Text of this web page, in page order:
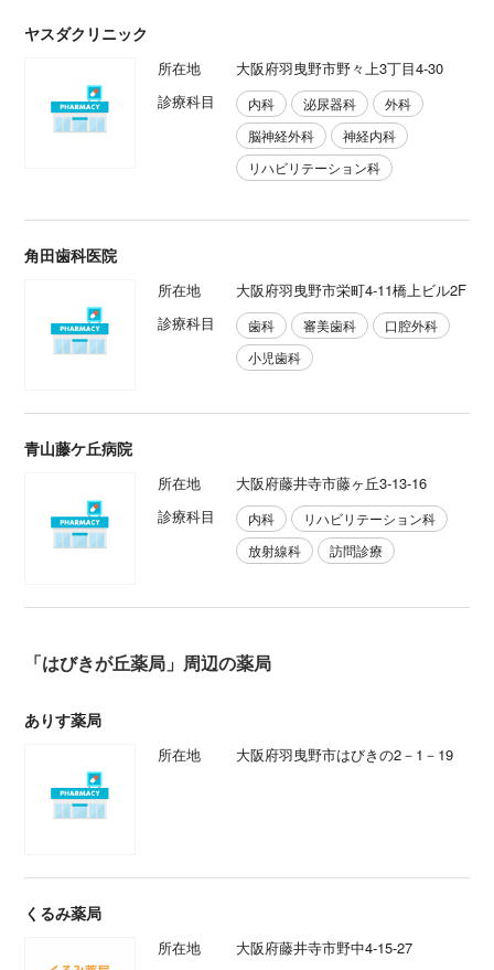
ヤスダクリニック
所在地
大阪府羽曳野市野々上3丁目4-30
診療科目
内科 泌尿器科
外科
脳神経外科
神経内科
リハビリテーション科
角田歯科医院
所在地
大阪府羽曳野市栄町4-11橋上ビル2F
診療科目
歯科 審美歯科
口腔外科
小児歯科
青山藤ケ丘病院
所在地
大阪府藤井寺市藤ヶ丘3-13-16
診療科目
内科
リハビリテーション科
放射線科
訪問診療
「はびきが丘薬局」周辺の薬局
ありす薬局
所在地 大阪府羽曳野市はびきの2－1－19
くるみ薬局
所在地 大阪府藤井寺市野中4-15-27